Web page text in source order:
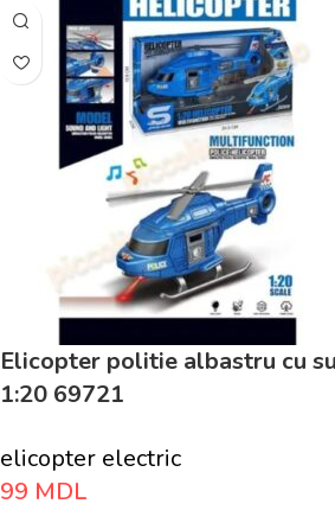
Elicopter politie albastru cu
1:20 69721
elicopter electric
99 MDL